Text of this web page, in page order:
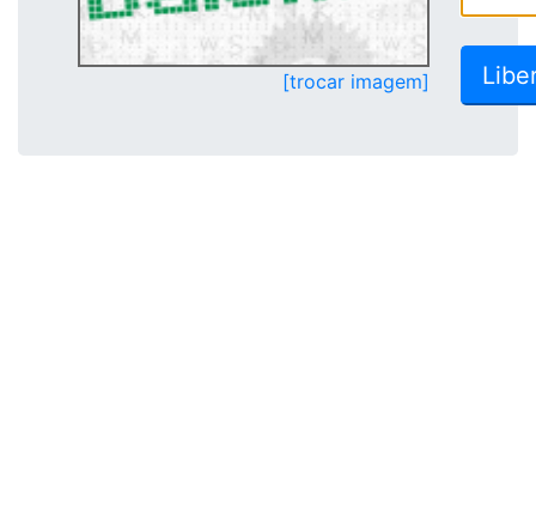
[trocar imagem]